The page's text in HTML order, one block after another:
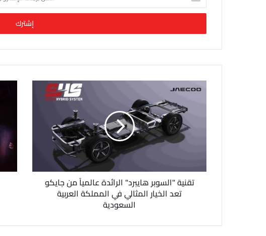
خ
ب
د
ك
ن
تقنية "السوبر هايبرد" الرائدة عالمياً من جايكو
تعد الخيار المثالي في المملكة العربية
السعودية